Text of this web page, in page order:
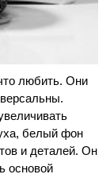
любить. Они
белый фон
и деталей. Он
основой